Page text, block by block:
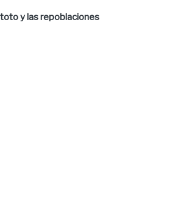
y las repoblaciones